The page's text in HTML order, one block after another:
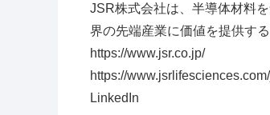
JSR株式会社は、半導体材料
界の先端産業に価値を提供す
https://www.jsr.co.jp/
https://
LinkedIn